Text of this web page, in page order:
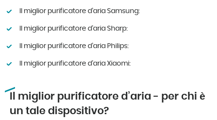
Il miglior purificatore d’aria Samsung:
Il miglior purificatore d’aria Sharp:
Il miglior purificatore d’aria Philips:
Il miglior purificatore d’aria Xiaomi:
Il miglior purificatore d’aria - per chi è
un tale dispositivo?